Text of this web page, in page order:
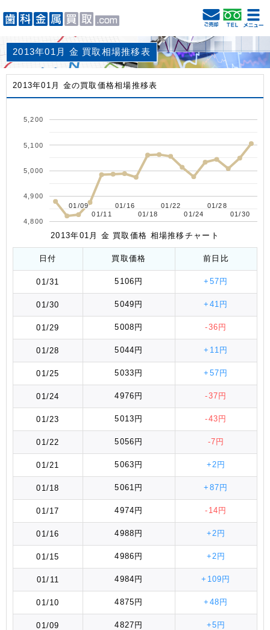
2013年01月 金 買取相場推移表
2013年01月 金の買取価格相場推移表
01/09
01/09
01/11
01/11
01/16
01/16
01/18
01/18
01/22
01/22
01/24
01/24
01/28
01/28
01/30
01/30
4,800
4,900
5,000
5,100
5,200
2013年01月 金 買取価格 相場推移チャート
日付 買取価格 前日比
01/31 5106円 +57円
01/30 5049円 +41円
01/29 5008円 -36円
01/28 5044円 +11円
01/25 5033円 +57円
01/24 4976円 -37円
01/23 5013円 -43円
01/22 5056円 -7円
01/21 5063円 +2円
01/18 5061円 +87円
01/17 4974円 -14円
01/16 4988円 +2円
01/15 4986円 +2円
01/11 4984円 +109円
01/10 4875円 +48円
01/09 4827円 +5円